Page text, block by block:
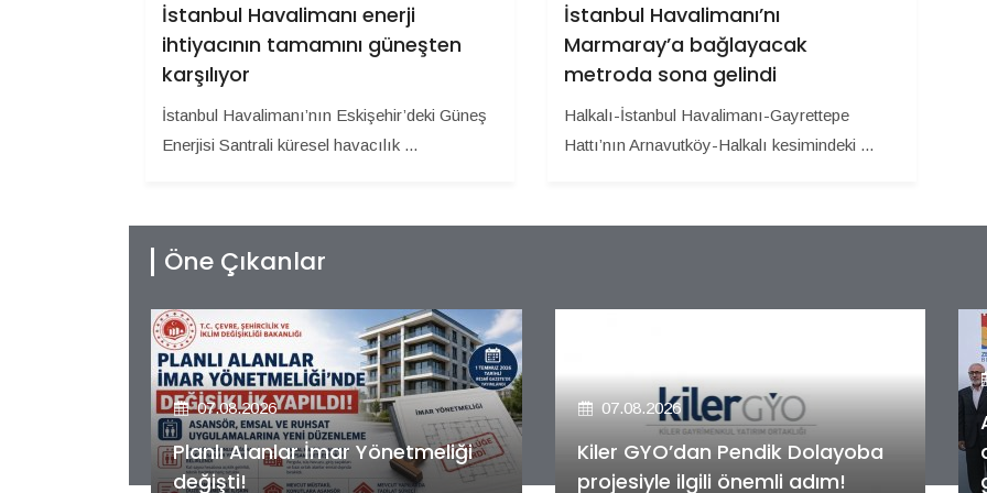
İstanbul Havalimanı enerji
ihtiyacının tamamını güneşten
karşılıyor
İstanbul Havalimanı’nın Eskişehir’deki Güneş
Enerjisi Santrali küresel havacılık ...
İstanbul Havalimanı’nı
Marmaray’a bağlayacak
metroda sona gelindi
Halkalı-İstanbul Havalimanı-Gayrettepe
Hattı’nın Arnavutköy-Halkalı kesimindeki ...
Öne Çıkanlar
07.08.2026
Kiler GYO’dan Pendik Dolayoba
projesiyle ilgili önemli adım!
07.08.2026
Alya Merkezefendi Konutları'nın
anahtar teslim töreni
gerçekleştirildi!